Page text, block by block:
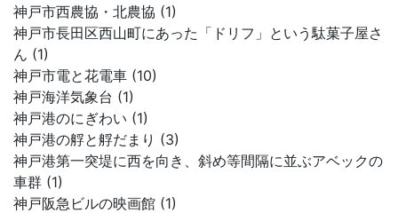
神戸市西農協・北農協 (1)
神戸市長田区西山町にあった「ドリフ」という駄菓子屋さ
ん (1)
神戸市電と花電車 (10)
神戸海洋気象台 (1)
神戸港のにぎわい (1)
神戸港の艀と艀だまり (3)
神戸港第一突堤に西を向き、斜め等間隔に並ぶアベックの
車群 (1)
神戸阪急ビルの映画館 (1)